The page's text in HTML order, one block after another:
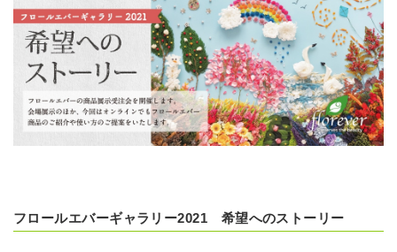
フロールエバーギャラリー2021 希望へのストーリー